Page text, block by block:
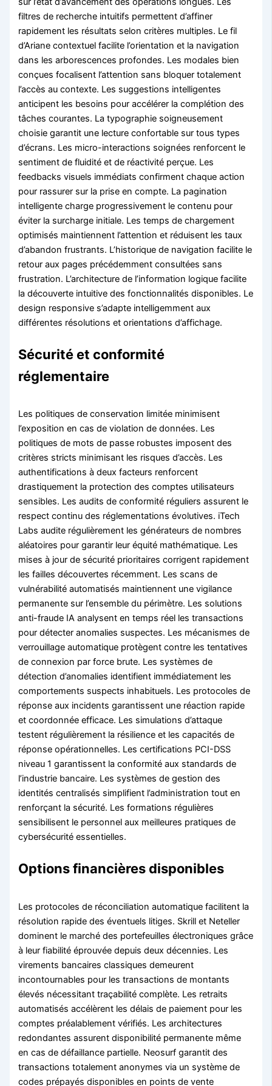
filtres de recherche intuitifs permettent d’affiner
rapidement les résultats selon critères multiples. Le fil
d’Ariane contextuel facilite l’orientation et la navigation
dans les arborescences profondes. Les modales bien
conçues focalisent l’attention sans bloquer totalement
l’accès au contexte. Les suggestions intelligentes
anticipent les besoins pour accélérer la complétion des
tâches courantes. La typographie soigneusement
choisie garantit une lecture confortable sur tous types
d’écrans. Les micro-interactions soignées renforcent le
sentiment de fluidité et de réactivité perçue. Les
feedbacks visuels immédiats confirment chaque action
pour rassurer sur la prise en compte. La pagination
intelligente charge progressivement le contenu pour
éviter la surcharge initiale. Les temps de chargement
optimisés maintiennent l’attention et réduisent les taux
d’abandon frustrants. L’historique de navigation facilite le
retour aux pages précédemment consultées sans
frustration. L’architecture de l’information logique facilite
la découverte intuitive des fonctionnalités disponibles. Le
design responsive s’adapte intelligemment aux
différentes résolutions et orientations d’affichage.
Sécurité et conformité
réglementaire
Les politiques de conservation limitée minimisent
l’exposition en cas de violation de données. Les
politiques de mots de passe robustes imposent des
critères stricts minimisant les risques d’accès. Les
authentifications à deux facteurs renforcent
drastiquement la protection des comptes utilisateurs
sensibles. Les audits de conformité réguliers assurent le
respect continu des réglementations évolutives. iTech
Labs audite régulièrement les générateurs de nombres
aléatoires pour garantir leur équité mathématique. Les
mises à jour de sécurité prioritaires corrigent rapidement
les failles découvertes récemment. Les scans de
vulnérabilité automatisés maintiennent une vigilance
permanente sur l’ensemble du périmètre. Les solutions
anti-fraude IA analysent en temps réel les transactions
pour détecter anomalies suspectes. Les mécanismes de
verrouillage automatique protègent contre les tentatives
de connexion par force brute. Les systèmes de
détection d’anomalies identifient immédiatement les
comportements suspects inhabituels. Les protocoles de
réponse aux incidents garantissent une réaction rapide
et coordonnée efficace. Les simulations d’attaque
testent régulièrement la résilience et les capacités de
réponse opérationnelles. Les certifications PCI-DSS
niveau 1 garantissent la conformité aux standards de
l’industrie bancaire. Les systèmes de gestion des
identités centralisés simplifient l’administration tout en
renforçant la sécurité. Les formations régulières
sensibilisent le personnel aux meilleures pratiques de
cybersécurité essentielles.
Options financières disponibles
Les protocoles de réconciliation automatique facilitent la
résolution rapide des éventuels litiges. Skrill et Neteller
dominent le marché des portefeuilles électroniques grâce
à leur fiabilité éprouvée depuis deux décennies. Les
virements bancaires classiques demeurent
incontournables pour les transactions de montants
élevés nécessitant traçabilité complète. Les retraits
automatisés accélèrent les délais de paiement pour les
comptes préalablement vérifiés. Les architectures
redondantes assurent disponibilité permanente même
en cas de défaillance partielle. Neosurf garantit des
transactions totalement anonymes via un système de
codes prépayés disponibles en points de vente